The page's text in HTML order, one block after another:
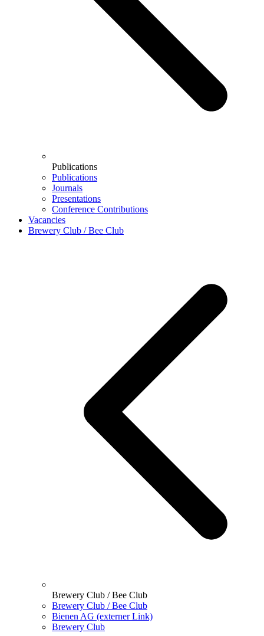
Publications
Publications
Journals
Presentations
Conference Contributions
Vacancies
Brewery Club / Bee Club
Brewery Club / Bee Club
Brewery Club / Bee Club
Bienen AG (externer Link)
Brewery Club